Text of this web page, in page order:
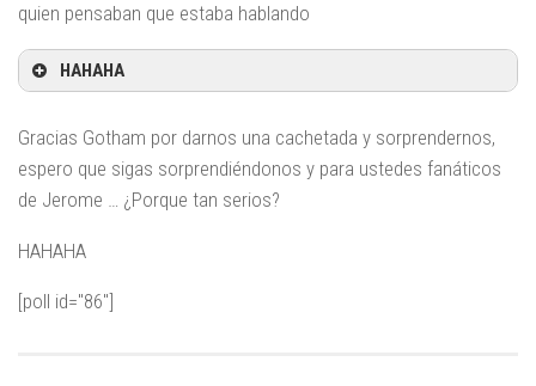
quien pensaban que estaba hablando
HAHAHA
Gracias Gotham por darnos una cachetada y sorprendernos,
espero que sigas sorprendiéndonos y para ustedes fanáticos
de Jerome … ¿Porque tan serios?
HAHAHA
[poll id="86"]